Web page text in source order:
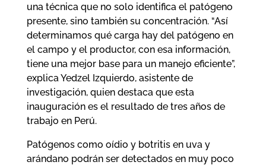
una técnica que no solo identifica el patógeno
presente, sino también su concentración. “Así
determinamos qué carga hay del patógeno en
el campo y el productor, con esa información,
tiene una mejor base para un manejo eficiente”,
explica Yedzel Izquierdo, asistente de
investigación, quien destaca que esta
inauguración es el resultado de tres años de
trabajo en Perú.
Patógenos como oídio y botritis en uva y
arándano podrán ser detectados en muy poco